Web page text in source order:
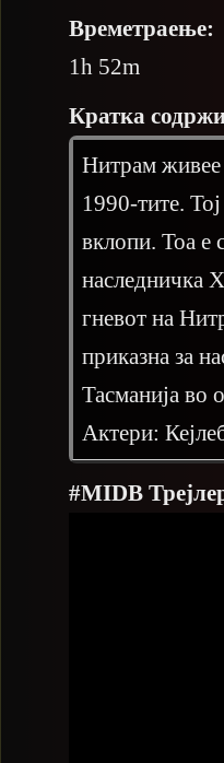
Времетраење:
1h 52m
Кратка
Нитрам живее
1990-тите.
вклопи. Тоа е
наследничка
гневот на
приказна за
Тасманија во
Актери:
#MIDB